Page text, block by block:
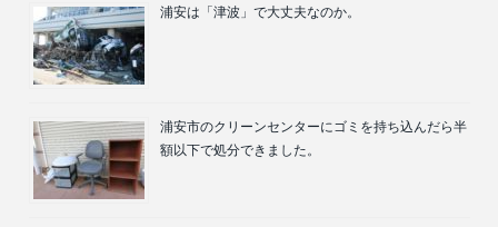
浦安は「津波」で大丈夫なのか。
浦安市のクリーンセンターにゴミを持ち込んだら半
額以下で処分できました。